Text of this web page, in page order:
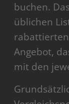
buchen.
üblichen
Angebot,
mit den